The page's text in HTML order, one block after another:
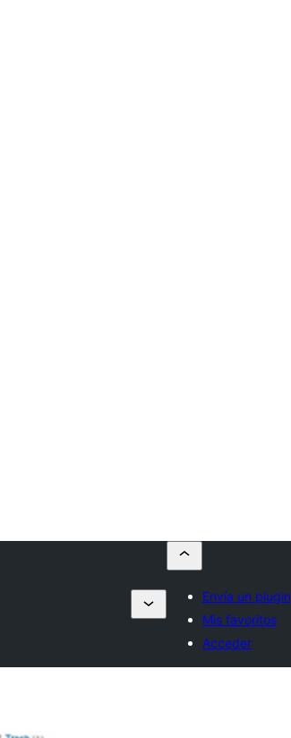
Envía un plugin
Mis favoritos
Acceder